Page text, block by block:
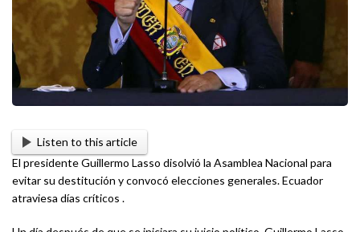
Listen to this article
El presidente Guillermo Lasso disolvió la Asamblea Nacional para
evitar su destitución y convocó elecciones generales. Ecuador
atraviesa días críticos .